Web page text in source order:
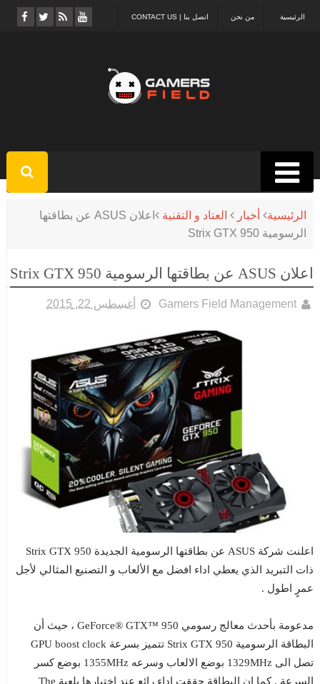
اتصل بنا | CONTACT US من نحن الرئيسية
الرئيسية أخبار العتاد و التقنية
اعلان ASUS عن بطاقتها
الرسومية Strix GTX 950
اعلان ASUS عن بطاقتها الرسومية Strix GTX 950
Gamers Field Management أغسطس 22, 2015
اعلنت شركة ASUS عن بطاقتها الرسومية الجديدة Strix GTX 950
ذات التبريد الذي يعطي اداء افضل مع الألعاب و التصنيع المثالي لأجل
عمرٍ اطول .
مدعومة بأحدث معالج رسومي GeForce® GTX™ 950 ، حيث أن
البطاقة الرسومية Strix GTX 950 تتميز بسرعة GPU boost clock
تصل الى 1329MHz بوضع الالعاب وسرعه 1355MHz بوضع كسر
السرعة , كما ان البطاقة حققت اداء رائع عند اختبارها بلعبة The